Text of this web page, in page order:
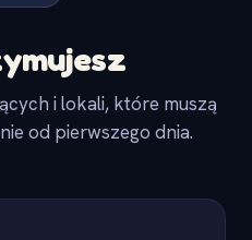
i lokali, które muszą
od pierwszego dnia.